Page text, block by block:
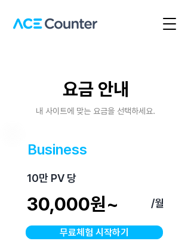
요금 안내
내 사이트에 맞는 요금을 선택하세요.
Business
10만 PV 당
30,000원~ /월
무료체험 시작하기